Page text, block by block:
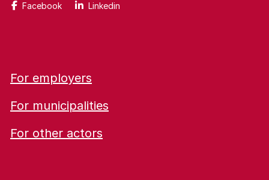
Facebook Linkedin
For employers
For municipalities
For other actors